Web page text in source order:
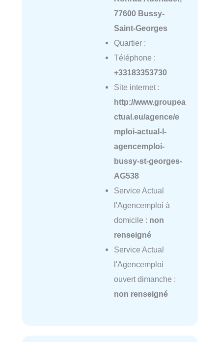
77600 Bussy-
Saint-Georges
Quartier :
Téléphone :
+33183353730
Site internet :
http://www.groupea
ctual.eu/agence/e
mploi-actual-l-
agencemploi-
bussy-st-georges-
AG538
Service Actual
l'Agencemploi à
domicile : non
renseigné
Service Actual
l'Agencemploi
ouvert dimanche :
non renseigné